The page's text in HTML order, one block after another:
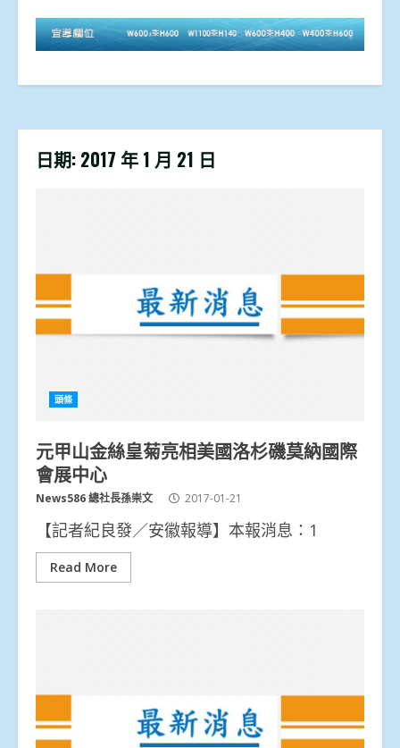
日期: 2017 年 1 月 21 日
頭條
元甲山金絲皇菊亮相美國洛杉磯莫納國際
會展中心
News586 總社長孫崇文 2017-01-21
【記者紀良發／安徽報導】本報消息：1
Read More